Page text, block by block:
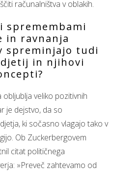
računalništva v oblakih.
spremembami
in ravnanja
spreminjajo tudi
in njihovi
veliko pozitivnih
je dejstvo, da so
ki sočasno vlagajo tako v
Ob Zuckerbergovem
citat političnega
»Preveč zahtevamo od